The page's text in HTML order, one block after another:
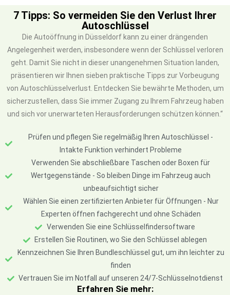
7 Tipps: So vermeiden Sie den Verlust Ihrer
Autoschlüssel
Die Autoöffnung in Düsseldorf kann zu einer drängenden
Angelegenheit werden, insbesondere wenn der Schlüssel verloren
geht. Damit Sie nicht in dieser unangenehmen Situation landen,
präsentieren wir Ihnen sieben praktische Tipps zur Vorbeugung
von Autoschlüsselverlust. Entdecken Sie bewährte Methoden, um
sicherzustellen, dass Sie immer Zugang zu Ihrem Fahrzeug haben
und sich vor unerwarteten Herausforderungen schützen können.“
Prüfen und pflegen Sie regelmäßig Ihren Autoschlüssel -
Intakte Funktion verhindert Probleme
Verwenden Sie abschließbare Taschen oder Boxen für
Wertgegenstände - So bleiben Dinge im Fahrzeug auch
unbeaufsichtigt sicher
Wählen Sie einen zertifizierten Anbieter für Öffnungen - Nur
Experten öffnen fachgerecht und ohne Schäden
Verwenden Sie eine Schlüsselfindersoftware
Erstellen Sie Routinen, wo Sie den Schlüssel ablegen
Kennzeichnen Sie Ihren Bundleschlüssel gut, um ihn leichter zu
finden
Vertrauen Sie im Notfall auf unseren 24/7-Schlüsselnotdienst
Erfahren Sie mehr: